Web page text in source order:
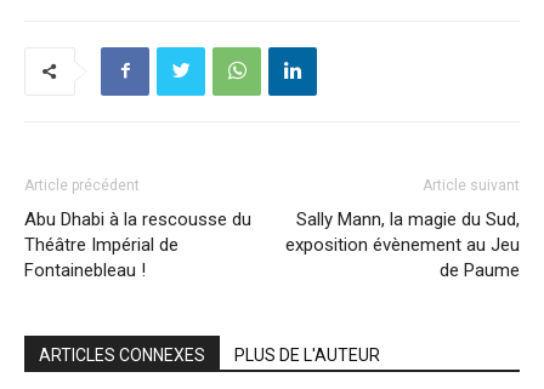
Article précédent
Abu Dhabi à la rescousse du
Théâtre Impérial de
Fontainebleau !
Article suivant
Sally Mann, la magie du Sud,
exposition évènement au Jeu
de Paume
ARTICLES CONNEXES PLUS DE L'AUTEUR